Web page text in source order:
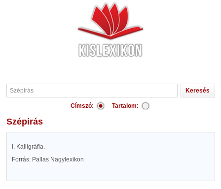
Címszó: Tartalom:
Szépirás
l. Kalligráfia.
Forrás: Pallas Nagylexikon